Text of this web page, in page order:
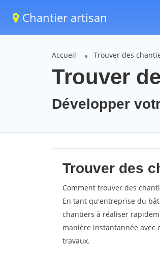
Chantier artisan
Accueil Trouver des
Trouver
Développer
Trouver des
Comment trouver des
En tant qu'entreprise du
chantiers à réaliser
manière instantannée avec
travaux.